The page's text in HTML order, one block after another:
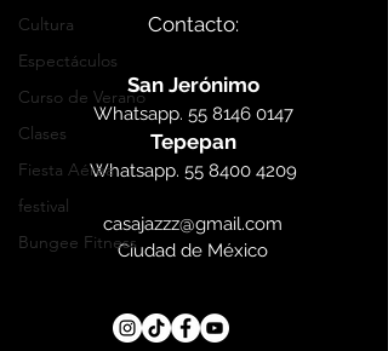
Cultura
Espectáculos
Curso de Verano
Clases
Fiesta Aérea
festival
Bungee Fitness
Contacto:
San Jerónimo
Whatsapp. 55 8146 0147
Tepepan
Whatsapp. 55 8400 4209
casajazzz@gmail.com
Ciudad de México